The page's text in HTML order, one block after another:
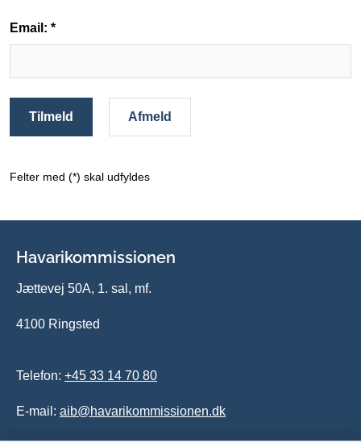
Email: *
Tilmeld Afmeld
Felter med (*) skal udfyldes
Havarikommissionen
Jættevej 50A, 1. sal, mf.
4100 Ringsted
Telefon: +45 33 14 70 80
E-mail: aib@havarikommissionen.dk